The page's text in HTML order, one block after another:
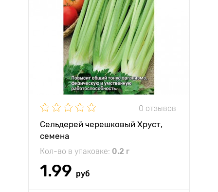
0 отзывов
Сельдерей черешковый Хруст,
семена
Кол-во в упаковке: 0.2 г
1.99 руб